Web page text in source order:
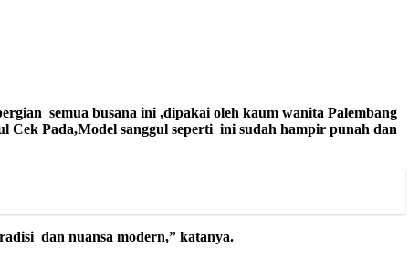
semua busana ini ,dipakai oleh kaum wanita Palembang
Cek Pada,Model sanggul seperti ini sudah hampir punah dan
dan nuansa modern,” katanya.